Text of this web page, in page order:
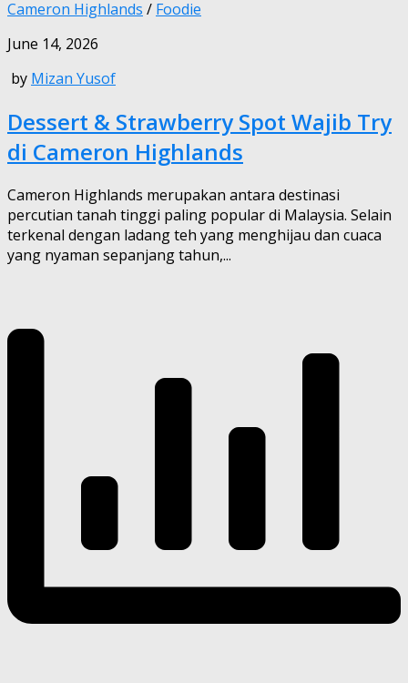
Cameron Highlands / Foodie
June 14, 2026
by Mizan Yusof
Dessert & Strawberry Spot Wajib Try
di Cameron Highlands
Cameron Highlands merupakan antara destinasi
percutian tanah tinggi paling popular di Malaysia. Selain
terkenal dengan ladang teh yang menghijau dan cuaca
yang nyaman sepanjang tahun,...